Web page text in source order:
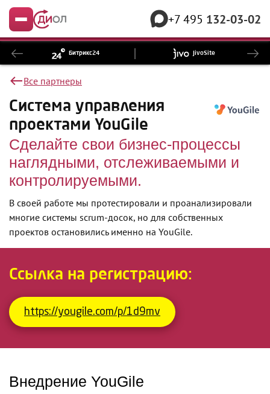
Меню +7 495 132-03-02
Битрикс24 JivoSite
Все партнеры
Система управления
проектами YouGile
Сделайте свои бизнес-процессы
наглядными, отслеживаемыми и
контролируемыми.
В своей работе мы протестировали и проанализировали
многие системы scrum-досок, но для собственных
проектов остановились именно на YouGile.
Ссылка на регистрацию:
https://yougile.com/p/1d9mv
Внедрение YouGile